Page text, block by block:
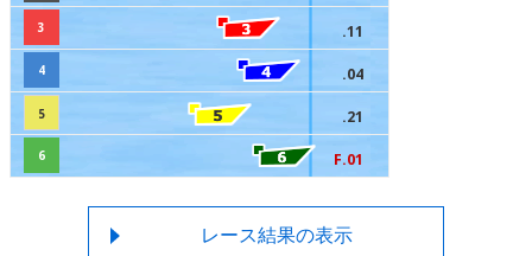
3 .11
4 .04
5 .21
6 F.01
レース結果の表示